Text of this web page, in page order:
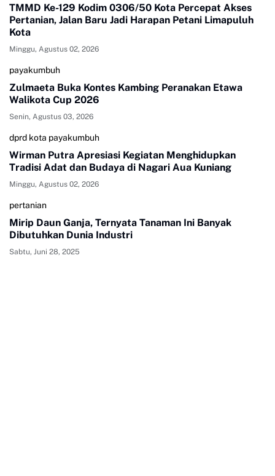
TMMD Ke-129 Kodim 0306/50 Kota Percepat Akses
Pertanian, Jalan Baru Jadi Harapan Petani Limapuluh
Kota
Minggu, Agustus 02, 2026
payakumbuh
Zulmaeta Buka Kontes Kambing Peranakan Etawa
Walikota Cup 2026
Senin, Agustus 03, 2026
dprd kota payakumbuh
Wirman Putra Apresiasi Kegiatan Menghidupkan
Tradisi Adat dan Budaya di Nagari Aua Kuniang
Minggu, Agustus 02, 2026
pertanian
Mirip Daun Ganja, Ternyata Tanaman Ini Banyak
Dibutuhkan Dunia Industri
Sabtu, Juni 28, 2025